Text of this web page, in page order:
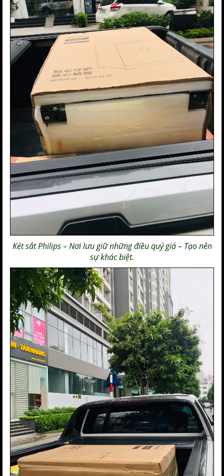
Két sắt Philips– Nơi lưu giữ những điều quý giá – Tạo nên
sự khác biệt.